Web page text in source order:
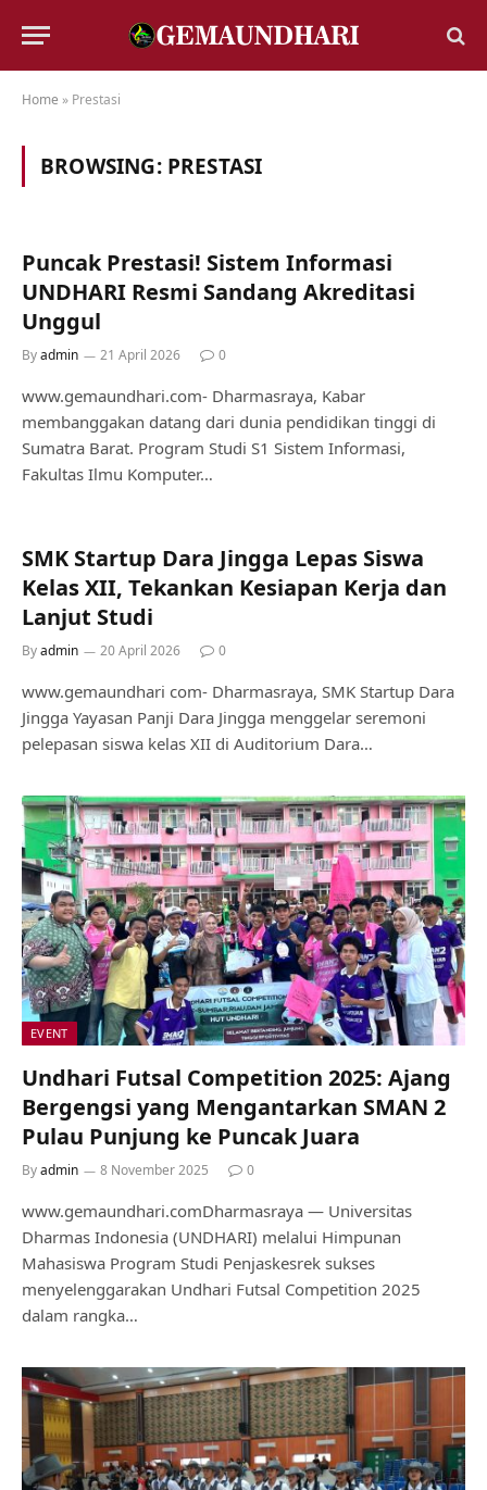
Home » Prestasi
BROWSING: PRESTASI
Puncak Prestasi! Sistem Informasi
UNDHARI Resmi Sandang Akreditasi
Unggul
Byadmin 21 April 2026 0
www.gemaundhari.com- Dharmasraya, Kabar
membanggakan datang dari dunia pendidikan tinggi di
Sumatra Barat. Program Studi S1 Sistem Informasi,
Fakultas Ilmu Komputer…
SMK Startup Dara Jingga Lepas Siswa
Kelas XII, Tekankan Kesiapan Kerja dan
Lanjut Studi
Byadmin 20 April 2026 0
www.gemaundhari com- Dharmasraya, SMK Startup Dara
Jingga Yayasan Panji Dara Jingga menggelar seremoni
pelepasan siswa kelas XII di Auditorium Dara…
EVENT
Undhari Futsal Competition 2025: Ajang
Bergengsi yang Mengantarkan SMAN 2
Pulau Punjung ke Puncak Juara
Byadmin 8 November 2025 0
www.gemaundhari.comDharmasraya — Universitas
Dharmas Indonesia (UNDHARI) melalui Himpunan
Mahasiswa Program Studi Penjaskesrek sukses
menyelenggarakan Undhari Futsal Competition 2025
dalam rangka…